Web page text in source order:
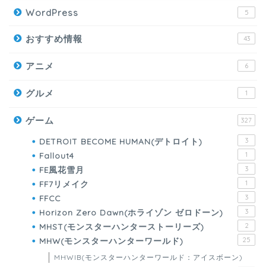
WordPress 5
おすすめ情報 43
アニメ 6
グルメ 1
ゲーム 327
DETROIT BECOME HUMAN(デトロイト) 3
Fallout4 1
FE風花雪月 3
FF7リメイク 1
FFCC 3
Horizon Zero Dawn(ホライゾン ゼロドーン) 3
MHST(モンスターハンターストーリーズ) 2
MHW(モンスターハンターワールド) 25
MHWIB(モンスターハンターワールド：アイスボーン)